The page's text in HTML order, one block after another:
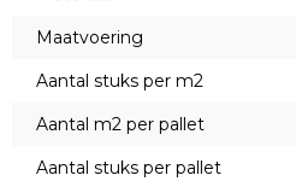
Maatvoering
Aantal stuks per m2
Aantal m2 per pallet
Aantal stuks per pallet